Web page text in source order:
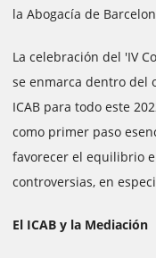
la Abogacía de
La celebración del 'IV
se enmarca dentro del
ICAB para todo este
como primer paso
favorecer el equilibrio
controversias, en
El ICAB y la Mediación